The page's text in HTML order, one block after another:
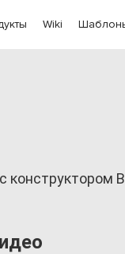
Wiki
конструктором